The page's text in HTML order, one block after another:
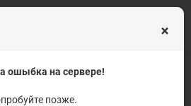
Кондитерские ингредиенты от 1кг.
×
ошыбка на сервере!
позже.